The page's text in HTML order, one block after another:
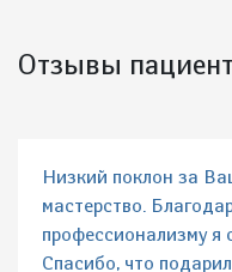
Отзывы
Низкий поклон за
мастерство.
профессионализму я
Спасибо, что